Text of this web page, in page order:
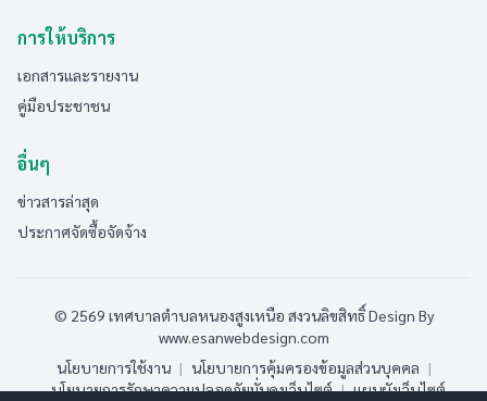
การให้บริการ
เอกสารและรายงาน
คู่มือประชาชน
อื่นๆ
ข่าวสารล่าสุด
ประกาศจัดซื้อจัดจ้าง
© 2569 เทศบาลตำบลหนองสูงเหนือ สงวนลิขสิทธิ์Design By
www.esanwebdesign.com
นโยบายการใช้งาน | นโยบายการคุ้มครองข้อมูลส่วนบุคคล |
นโยบายการรักษาความปลอดภัยมั่นคงเว็บไซต์ | แผนผังเว็บไซต์